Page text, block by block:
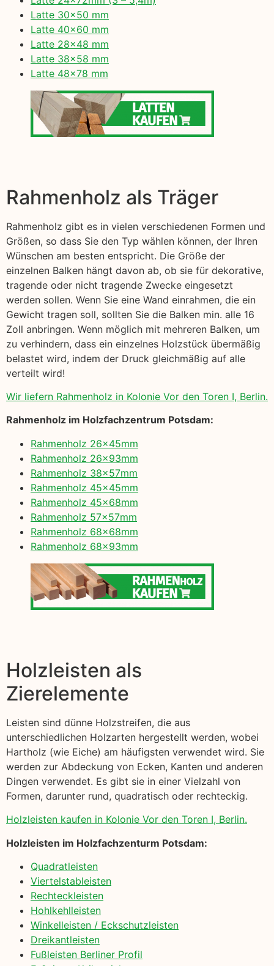
Latte 30×50 mm
Latte 40×60 mm
Latte 28×48 mm
Latte 38×58 mm
Latte 48×78 mm
Rahmenholz als Träger
Rahmenholz gibt es in vielen verschiedenen Formen und
Größen, so dass Sie den Typ wählen können, der Ihren
Wünschen am besten entspricht. Die Größe der
einzelnen Balken hängt davon ab, ob sie für dekorative,
tragende oder nicht tragende Zwecke eingesetzt
werden sollen. Wenn Sie eine Wand einrahmen, die ein
Gewicht tragen soll, sollten Sie die Balken min. alle 16
Zoll anbringen. Wenn möglich mit mehreren Balken, um
zu verhindern, dass ein einzelnes Holzstück übermäßig
belastet wird, indem der Druck gleichmäßig auf alle
verteilt wird!
Wir liefern Rahmenholz in Kolonie Vor den Toren I, Berlin.
Rahmenholz im Holzfachzentrum Potsdam:
Rahmenholz 26x45mm
Rahmenholz 26x93mm
Rahmenholz 38x57mm
Rahmenholz 45x45mm
Rahmenholz 45x68mm
Rahmenholz 57x57mm
Rahmenholz 68x68mm
Rahmenholz 68x93mm
Holzleisten als
Zierelemente
Leisten sind dünne Holzstreifen, die aus
unterschiedlichen Holzarten hergestellt werden, wobei
Hartholz (wie Eiche) am häufigsten verwendet wird. Sie
werden zur Abdeckung von Ecken, Kanten und anderen
Dingen verwendet. Es gibt sie in einer Vielzahl von
Formen, darunter rund, quadratisch oder rechteckig.
Holzleisten kaufen in Kolonie Vor den Toren I, Berlin.
Holzleisten im Holzfachzenturm Potsdam:
Quadratleisten
Viertelstableisten
Rechteckleisten
Hohlkehlleisten
Winkelleisten / Eckschutzleisten
Dreikantleisten
Fußleisten Berliner Profil